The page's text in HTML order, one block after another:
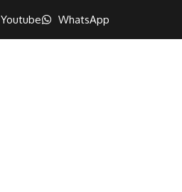
Youtube WhatsApp